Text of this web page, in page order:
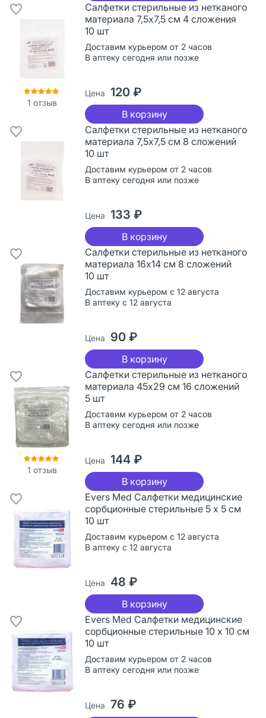
1 отзыв
Салфетки стерильные из нетканого
материала 7,5х7,5 см 4 сложения
10 шт
Доставим курьером от 2 часов
В аптеку сегодня или позже
Цена 120 ₽
В корзину
Салфетки стерильные из нетканого
материала 7,5х7,5 см 8 сложений
10 шт
Доставим курьером от 2 часов
В аптеку сегодня или позже
Цена 133 ₽
В корзину
Салфетки стерильные из нетканого
материала 16х14 см 8 сложений
10 шт
Доставим курьером с 12 августа
В аптеку с 12 августа
Цена 90 ₽
В корзину
1 отзыв
Салфетки стерильные из нетканого
материала 45х29 см 16 сложений
5 шт
Доставим курьером от 2 часов
В аптеку сегодня или позже
Цена 144 ₽
В корзину
Evers Med Салфетки медицинские
сорбционные стерильные 5 x 5 см
10 шт
Доставим курьером с 12 августа
В аптеку с 12 августа
Цена 48 ₽
В корзину
Evers Med Салфетки медицинские
сорбционные стерильные 10 х 10 см
10 шт
Доставим курьером от 2 часов
В аптеку сегодня или позже
Цена 76 ₽